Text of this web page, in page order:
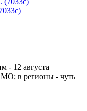
- 12 августа
в регионы - чуть